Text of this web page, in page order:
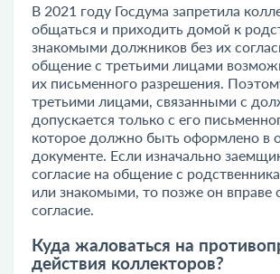
В 2021 году Госдума запретила
общаться и приходить домой к
знакомыми должников без их
общение с третьими лицами
их письменного разрешения.
третьими лицами, связанными с
допускается только с его
которое должно быть оформлено в
документе. Если изначально
согласие на общение с
или знакомыми, то позже он вправе
согласие.
Куда жаловаться на
действия коллекторов?